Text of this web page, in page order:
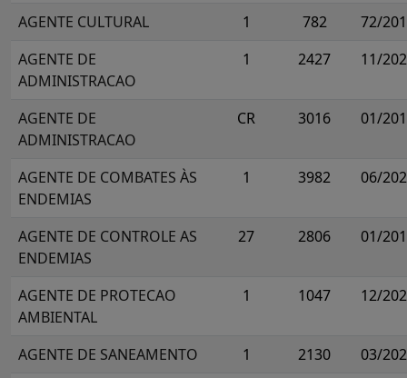
AGENTE CULTURAL
1 782
72/
AGENTE DE
ADMINISTRACAO
1 2427 11/
AGENTE DE
ADMINISTRACAO
CR 3016 01/
AGENTE DE COMBATES ÀS
ENDEMIAS
1 3982 06/
AGENTE DE CONTROLE AS
ENDEMIAS
27 2806 01/
AGENTE DE PROTECAO
AMBIENTAL
1 1047 12/
AGENTE DE SANEAMENTO 1 2130 03/